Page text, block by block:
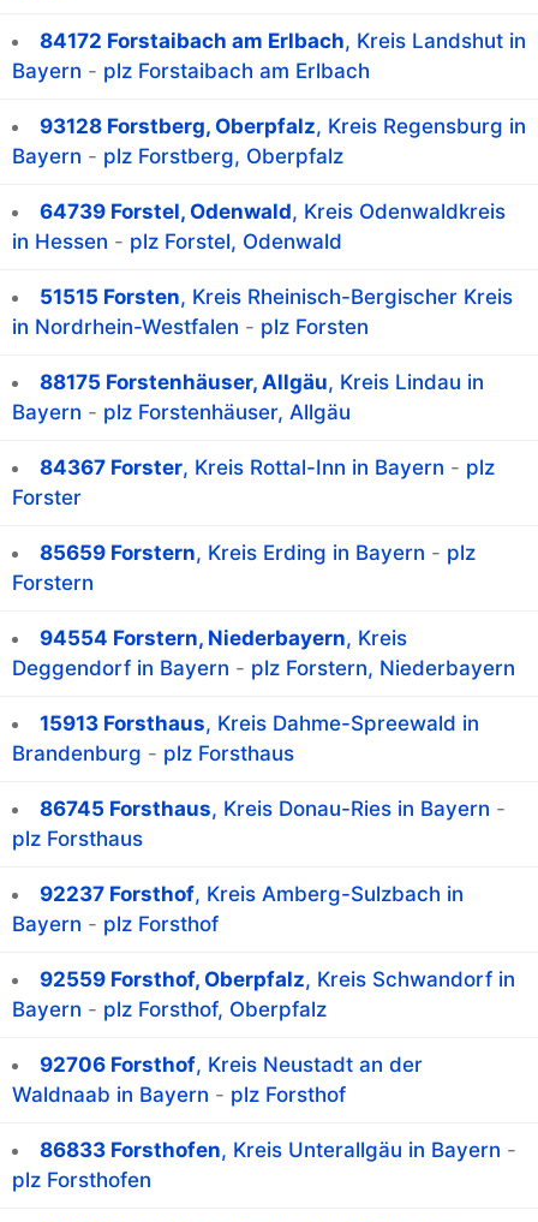
84172 Forstaibach am Erlbach, Kreis Landshut in
Bayern - plz Forstaibach am Erlbach
93128 Forstberg, Oberpfalz, Kreis Regensburg in
Bayern - plz Forstberg, Oberpfalz
64739 Forstel, Odenwald, Kreis Odenwaldkreis
in Hessen - plz Forstel, Odenwald
51515 Forsten, Kreis Rheinisch-Bergischer Kreis
in Nordrhein-Westfalen - plz Forsten
88175 Forstenhäuser, Allgäu, Kreis Lindau in
Bayern - plz Forstenhäuser, Allgäu
84367 Forster, Kreis Rottal-Inn in Bayern - plz
Forster
85659 Forstern, Kreis Erding in Bayern - plz
Forstern
94554 Forstern, Niederbayern, Kreis
Deggendorf in Bayern - plz Forstern, Niederbayern
15913 Forsthaus, Kreis Dahme-Spreewald in
Brandenburg - plz Forsthaus
86745 Forsthaus, Kreis Donau-Ries in Bayern -
plz Forsthaus
92237 Forsthof, Kreis Amberg-Sulzbach in
Bayern - plz Forsthof
92559 Forsthof, Oberpfalz, Kreis Schwandorf in
Bayern - plz Forsthof, Oberpfalz
92706 Forsthof, Kreis Neustadt an der
Waldnaab in Bayern - plz Forsthof
86833 Forsthofen, Kreis Unterallgäu in Bayern -
plz Forsthofen